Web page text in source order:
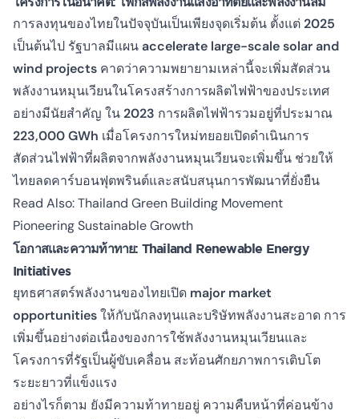
การลงทุนของไทยในปัจจุบันเป็นเพียงจุดเริ่มต้น ตั้งแต่2025
เป็นต้นไป รัฐบาลมีแผนaccelerate large-scale solar and
wind projects คาดว่าความพยายามเหล่านี้จะเพิ่มสัดส่วน
พลังงานหมุนเวียนในโครงสร้างการผลิตไฟฟ้าของประเทศ
อย่างมีนัยสำคัญ ใน2023 การผลิตไฟฟ้ารวมอยู่ที่ประมาณ
223,000 GWh เมื่อโครงการใหม่ทยอยเปิดดำเนินการ
สัดส่วนไฟฟ้าที่ผลิตจากพลังงานหมุนเวียนจะเพิ่มขึ้น ช่วยให้
ไทยลดคาร์บอนฟุตพรินต์และสนับสนุนการพัฒนาที่ยั่งยืน
Read Also:Thailand Green Building Movement
Pioneering Sustainable Growth
โอกาสและความท้าทาย: Thailand Renewable Energy
Initiatives
ยุทธศาสตร์พลังงานของไทยเปิด major market
opportunitiesให้กับนักลงทุนและบริษัทพลังงานสะอาด การ
เพิ่มขึ้นอย่างต่อเนื่องของการใช้พลังงานหมุนเวียนและ
โครงการที่รัฐเป็นผู้ขับเคลื่อน สะท้อนศักยภาพการเติบโต
ระยะยาวที่แข็งแรง
อย่างไรก็ตาม ยังมีความท้าทายอยู่ ความคืบหน้าที่ค่อนข้าง